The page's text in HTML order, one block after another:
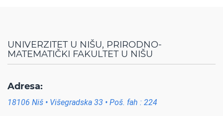
UNIVERZITET U NIŠU, PRIRODNO-
MATEMATIČKI FAKULTET U NIŠU
Adresa:
18106 Niš • Višegradska 33 • Poš. fah : 224